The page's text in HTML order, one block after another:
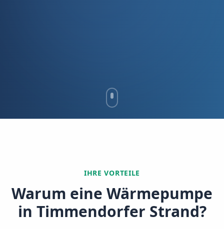
IHRE VORTEILE
Warum eine Wärmepumpe
in Timmendorfer Strand?